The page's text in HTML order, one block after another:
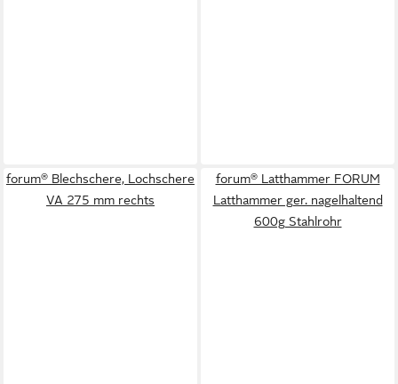
forum® Blechschere, Lochschere
VA 275 mm rechts
forum® Latthammer FORUM
Latthammer ger. nagelhaltend
600g Stahlrohr